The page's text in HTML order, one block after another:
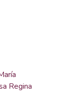
Regina